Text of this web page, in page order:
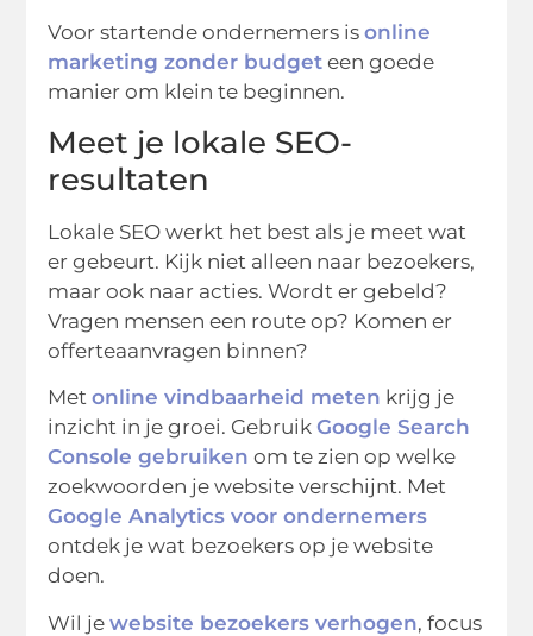
Voor startende ondernemers isonline
marketing zonder budget een goede
manier om klein te beginnen.
Meet je lokale SEO-
resultaten
Lokale SEO werkt het best als je meet wat
er gebeurt. Kijk niet alleen naar bezoekers,
maar ook naar acties. Wordt er gebeld?
Vragen mensen een route op? Komen er
offerteaanvragen binnen?
Metonline vindbaarheid meten krijg je
inzicht in je groei. GebruikGoogle Search
Console gebruiken om te zien op welke
zoekwoorden je website verschijnt. Met
Google Analytics voor ondernemers
ontdek je wat bezoekers op je website
doen.
Wil jewebsite bezoekers verhogen, focus